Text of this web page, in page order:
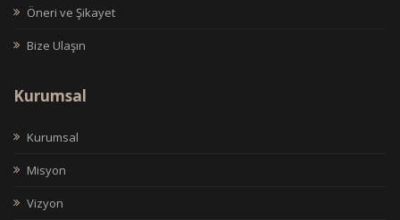
Öneri ve Şikayet
Bize Ulaşın
Kurumsal
Kurumsal
Misyon
Vizyon